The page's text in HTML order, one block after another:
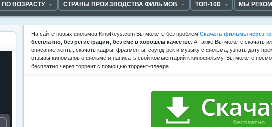
ВОЗРАСТУ СТРАНЫ ПРОИЗВОДСТВА ФИЛЬМОВ ТОП-100 МЫ
На сайте новых фильмов KinoReys.com Вы можете без проблем Скачать фильмы через
бесплатно, без регистрации, без смс в хорошем качестве . А также Вы можете скачать
описание ленты, скачать кадры, фрагменты, саундтрек и музыку с фильма, узнать дату
отзывы киноманов о фильме и написать свой комментарий к кинофильму. Вы можете
бесплатно через торрент с помощью торрент-плеера.